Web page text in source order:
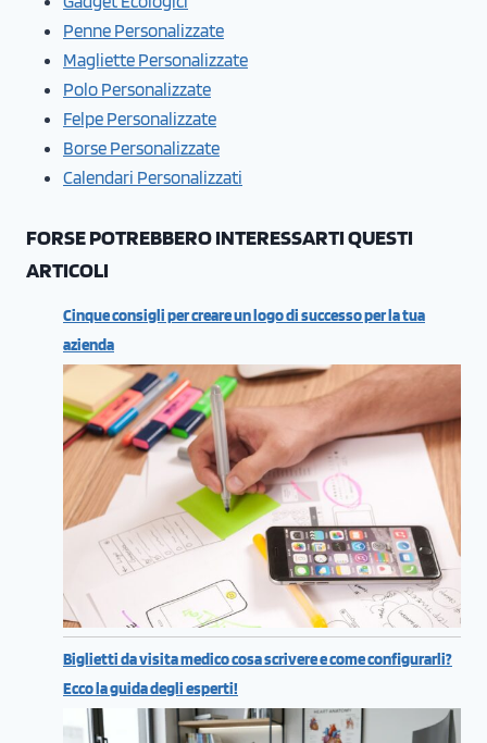
Penne Personalizzate
Magliette Personalizzate
Polo Personalizzate
Felpe Personalizzate
Borse Personalizzate
Calendari Personalizzati
FORSE POTREBBERO INTERESSARTI QUESTI
ARTICOLI
Cinque consigli per creare un logo di successo per la tua
azienda
Biglietti da visita medico cosa scrivere e come configurarli?
Ecco la guida degli esperti!